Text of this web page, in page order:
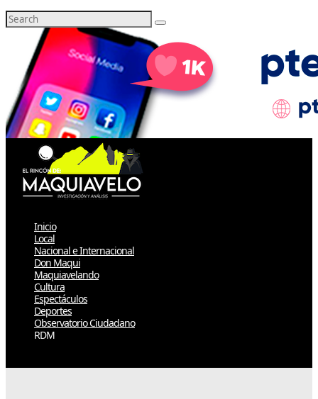
Inicio
Local
Nacional e Internacional
Don Maqui
Maquiavelando
Cultura
Espectáculos
Deportes
Observatorio Ciudadano
RDM